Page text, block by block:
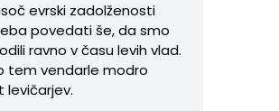
evrski zadolženosti
povedati še, da smo
ravno v času levih vlad.
tem vendarle modro
levičarjev.